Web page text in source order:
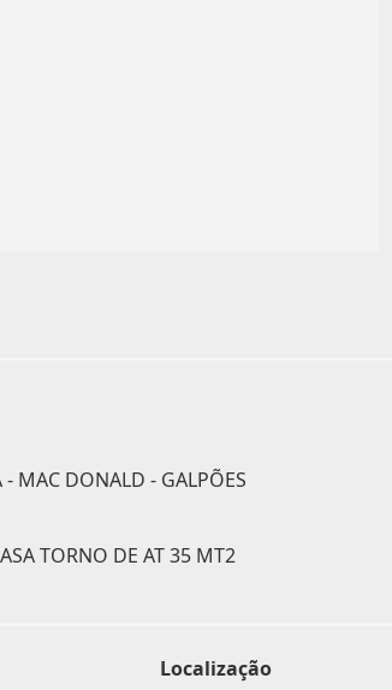
- MAC DONALD - GALPÕES
TORNO DE AT 35 MT2
Localização